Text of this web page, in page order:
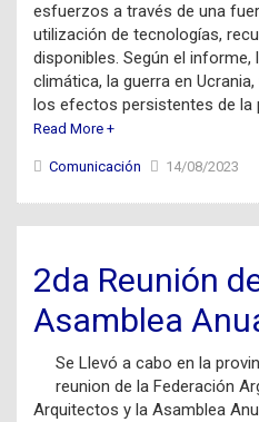
esfuerzos a través de una
utilización de tecnologías,
disponibles. Según el
climática, la guerra en
los efectos persistentes de la
Read More +
Comunicación 14/08/2023
2da Reunión
Asamblea
Se Llevó a cabo en la
reunion de la Federación
Arquitectos y la Asamblea